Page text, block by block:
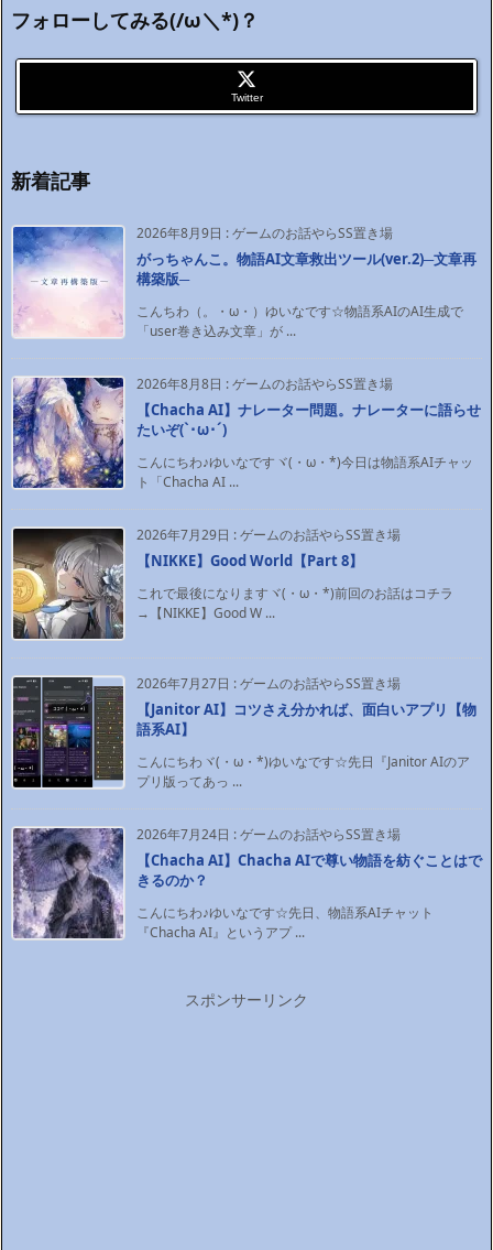
フォローしてみる(/ω＼*)？
Twitter
新着記事
2026年8月9日 :ゲームのお話やらSS置き場
がっちゃんこ。物語AI文章救出ツール(ver.2)─文章再
構築版─
こんちわ（。・ω・）ゆいなです☆物語系AIのAI生成で
「user巻き込み文章」が ...
2026年8月8日 :ゲームのお話やらSS置き場
【Chacha AI】ナレーター問題。ナレーターに語らせ
たいぞ(`･ω･´)ゞ
こんにちわ♪ゆいなですヾ(・ω・*)今日は物語系AIチャッ
ト「Chacha AI ...
2026年7月29日 :ゲームのお話やらSS置き場
【NIKKE】Good World【Part 8】
これで最後になりますヾ(・ω・*)前回のお話はコチラ
→【NIKKE】Good W ...
2026年7月27日 :ゲームのお話やらSS置き場
【Janitor AI】コツさえ分かれば、面白いアプリ【物
語系AI】
こんにちわヾ(・ω・*)ゆいなです☆先日『Janitor AIのア
プリ版ってあっ ...
2026年7月24日 :ゲームのお話やらSS置き場
【Chacha AI】Chacha AIで尊い物語を紡ぐことはで
きるのか？
こんにちわ♪ゆいなです☆先日、物語系AIチャット
『Chacha AI』というアプ ...
スポンサーリンク